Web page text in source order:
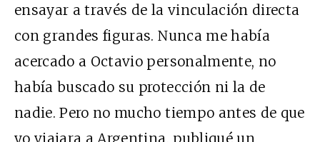
ensayar a través de la vinculación directa
con grandes figuras. Nunca me había
acercado a Octavio personalmente, no
había buscado su protección ni la de
nadie. Pero no mucho tiempo antes de que
yo viajara a Argentina, publiqué un